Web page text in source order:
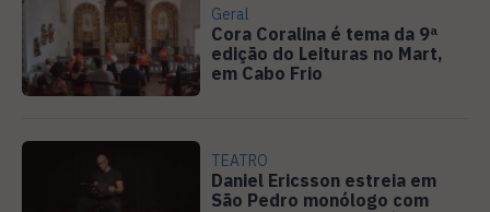
Geral
Cora Coralina é tema da 9ª
edição do Leituras no Mart,
em Cabo Frio
TEATRO
Daniel Ericsson estreia em
São Pedro monólogo com